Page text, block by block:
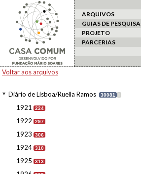
ARQUIVOS
GUIAS DE PESQUISA
PROJETO
PARCERIAS
Voltar aos arquivos
Diário de Lisboa/Ruella Ramos 30081 I
1921 224
1922 297
1923 306
1924 310
1925 313